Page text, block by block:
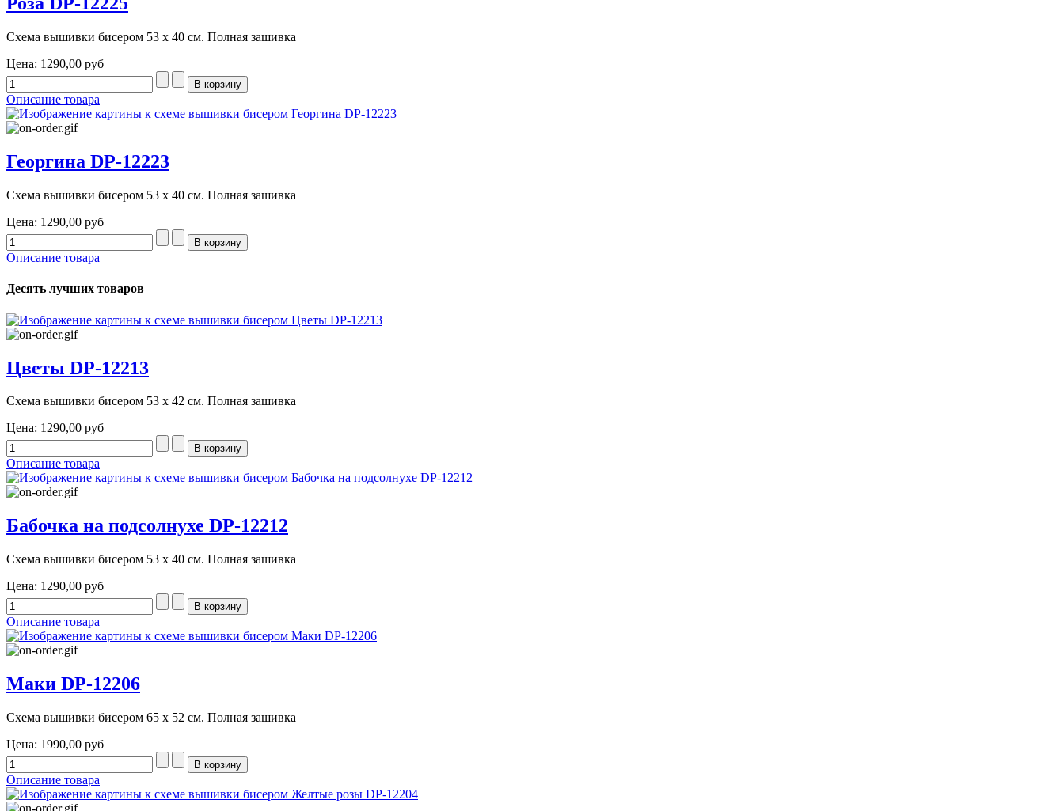
Схема вышивки бисером 53 х 40 см. Полная зашивка
Цена: 1290,00 руб
Описание товара
Георгина DP-12223
Схема вышивки бисером 53 х 40 см. Полная зашивка
Цена: 1290,00 руб
Описание товара
Десять лучших товаров
Цветы DP-12213
Схема вышивки бисером 53 х 42 см. Полная зашивка
Цена: 1290,00 руб
Описание товара
Бабочка на подсолнухе DP-12212
Схема вышивки бисером 53 х 40 см. Полная зашивка
Цена: 1290,00 руб
Описание товара
Маки DP-12206
Схема вышивки бисером 65 х 52 см. Полная зашивка
Цена: 1990,00 руб
Описание товара